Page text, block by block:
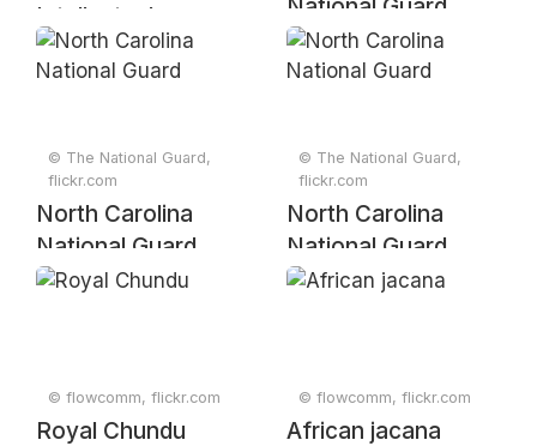
Intellectual
Property, Genetic
Resources and
Traditional
Knowledge
National Guard
© The National Guard,
flickr.com
North Carolina
National Guard
© The National Guard,
flickr.com
North Carolina
National Guard
© flowcomm, flickr.com
Royal Chundu
© flowcomm, flickr.com
African jacana